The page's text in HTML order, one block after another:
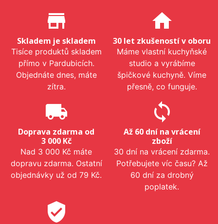
Proč nakupovat u nás?
store_mall_directory
Skladem je skladem
Tisíce produktů skladem
přímo v Pardubicích.
Objednáte dnes, máte
zítra.
home
30 let zkušeností v oboru
Máme vlastní kuchyňské
studio a vyrábíme
špičkové kuchyně. Víme
přesně, co funguje.
local_shipping
Doprava zdarma od
3 000 Kč
Nad 3 000 Kč máte
dopravu zdarma. Ostatní
objednávky už od 79 Kč.
sync
Až 60 dní na vrácení
zboží
30 dní na vrácení zdarma.
Potřebujete víc času? Až
60 dní za drobný
poplatek.
verified_user